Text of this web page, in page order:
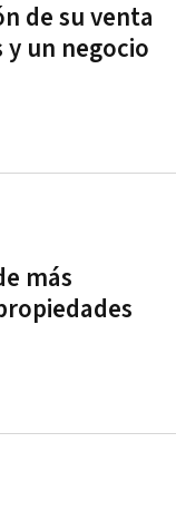
de su venta
y un negocio
más